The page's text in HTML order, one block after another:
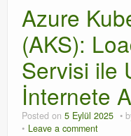
SCOM
Orchestrator
Watchguard
PHP & MySQL
Exchange
Azure
(AKS):
Servisi ile
İnternete
Posted on 5 Eylül 2025
Leave a comment